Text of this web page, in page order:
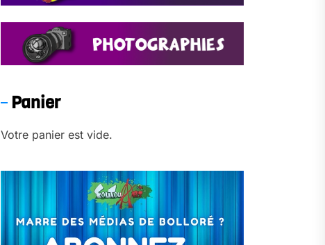
Panier
Votre panier est vide.